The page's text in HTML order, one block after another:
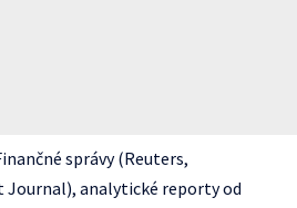
správy (Reuters,
analytické reporty od